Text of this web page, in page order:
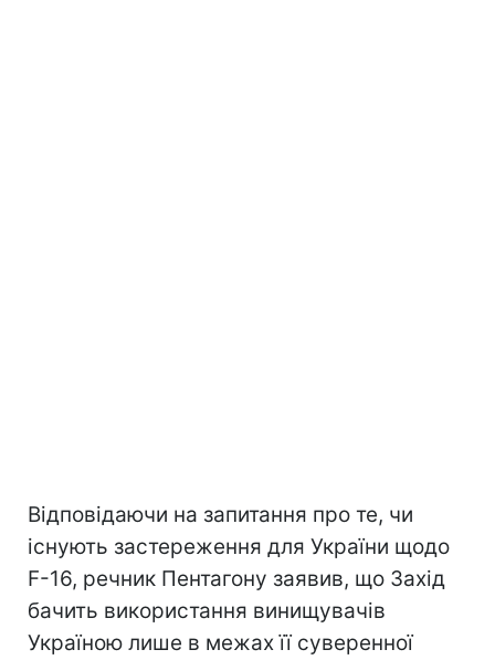
Відповідаючи на запитання про те, чи
існують застереження для України щодо
F-16, речник Пентагону заявив, що Захід
бачить використання винищувачів
Україною лише в межах її суверенної